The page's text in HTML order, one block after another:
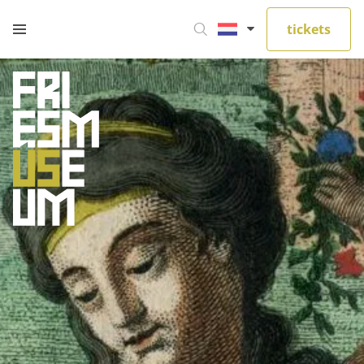
tickets
Privacy opties
Dankzij cookies hoef je niet steeds dezelfde
informatie in te voeren wanneer je onze site bekijkt.